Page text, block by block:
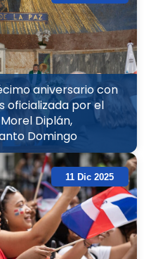
aniversario con
oficializada por el
Diplán,
Domingo
11 Dic 2025